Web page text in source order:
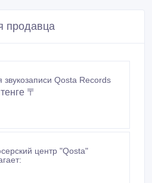
продавца
звукозаписи Qosta Records
〒
центр "Qosta"